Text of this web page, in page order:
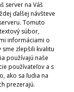
server na Váš
ďalšej návšteve
Tomuto
súbor,
informáciami o
zlepšili kvalitu
používajú naše
používateľov a s
ako sa ľudia na
prezerajú.